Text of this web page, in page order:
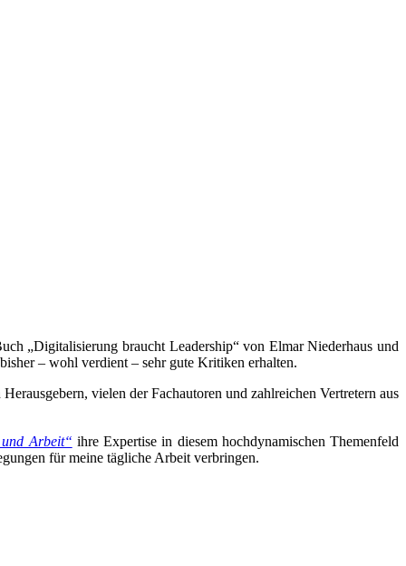
„Digitalisierung braucht Leadership“ von Elmar Niederhaus und
– wohl verdient – sehr gute Kritiken erhalten.
vielen der Fachautoren und zahlreichen Vertretern aus
Arbeit“ ihre Expertise in diesem hochdynamischen Themenfeld
für meine tägliche Arbeit verbringen.